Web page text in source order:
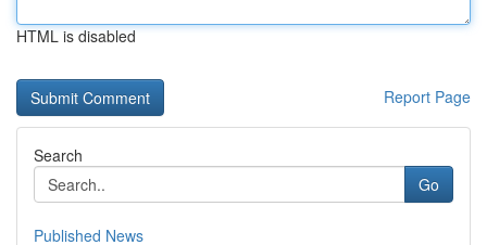
HTML is disabled
Report Page
Search
Go
Published News